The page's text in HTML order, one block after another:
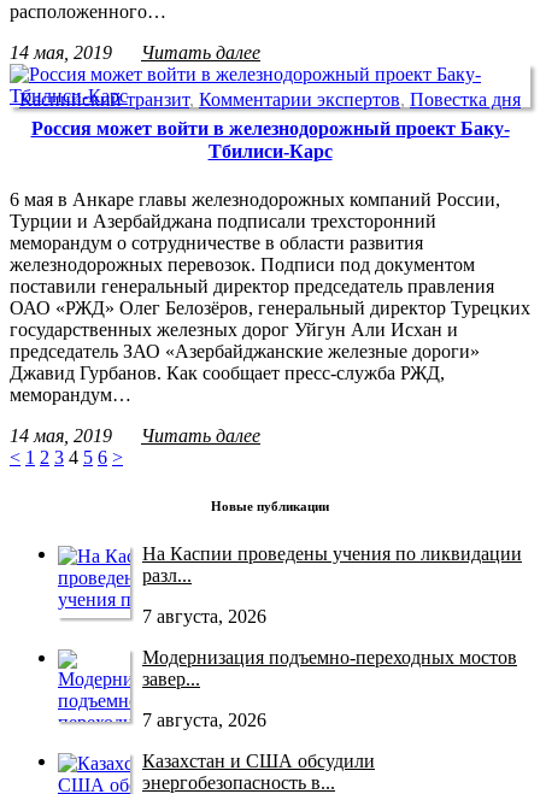
расположенного…
14 мая, 2019
Читать далее
Каспийский транзит, Комментарии экспертов, Повестка дня
Россия может войти в железнодорожный проект Баку-
Тбилиси-Карс
6 мая в Анкаре главы железнодорожных компаний России,
Турции и Азербайджана подписали трeхсторонний
меморандум о сотрудничестве в области развития
железнодорожных перевозок. Подписи под документом
поставили генеральный директор председатель правления
ОАО «РЖД» Олег Белозёров, генеральный директор Турецких
государственных железных дорог Уйгун Али Исхан и
председатель ЗАО «Азербайджанские железные дороги»
Джавид Гурбанов. Как сообщает пресс-служба РЖД,
меморандум…
14 мая, 2019
Читать далее
< 1 2 3 4 5 6 >
Новые публикации
На Каспии проведены учения по ликвидации
разл...
7 августа, 2026
Модернизация подъемно-переходных мостов
завер...
7 августа, 2026
Казахстан и США обсудили
энергобезопасность в...